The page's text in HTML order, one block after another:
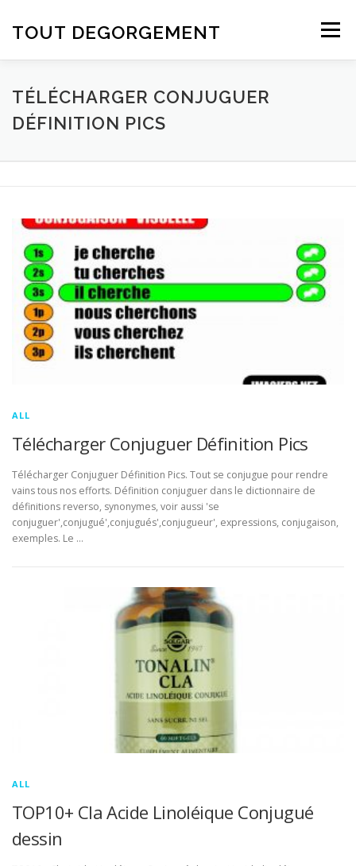
TOUT DEGORGEMENT Menu
TÉLÉCHARGER CONJUGUER
DÉFINITION PICS
ALL
Télécharger Conjuguer Définition Pics
Télécharger Conjuguer Définition Pics. Tout se conjugue pour rendre
vains tous nos efforts. Définition conjuguer dans le dictionnaire de
définitions reverso, synonymes, voir aussi 'se
conjuguer',conjugué',conjugués',conjugueur', expressions, conjugaison,
exemples. Le …
ALL
TOP10+ Cla Acide Linoléique Conjugué
dessin